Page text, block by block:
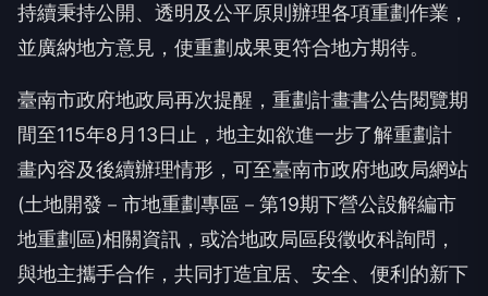
持續秉持公開、透明及公平原則辦理各項重劃作業，
並廣納地方意見，使重劃成果更符合地方期待。
臺南市政府地政局再次提醒，重劃計畫書公告閱覽期
間至115年8月13日止，地主如欲進一步了解重劃計
畫內容及後續辦理情形，可至臺南市政府地政局網站
(土地開發－市地重劃專區－第19期下營公設解編市
地重劃區)相關資訊，或洽地政局區段徵收科詢問，
與地主攜手合作，共同打造宜居、安全、便利的新下